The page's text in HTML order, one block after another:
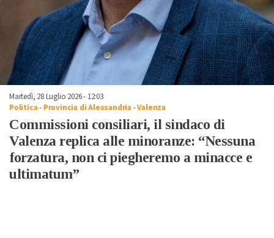
Martedì, 28 Luglio 2026 - 12:03
Politica- Provincia di Alessandria -Valenza
Commissioni consiliari, il sindaco di
Valenza replica alle minoranze: “Nessuna
forzatura, non ci piegheremo a minacce e
ultimatum”